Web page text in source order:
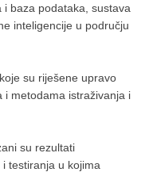
baza podataka, sustava
inteligencije u području
su riješene upravo
i metodama istraživanja i
su rezultati
testiranja u kojima